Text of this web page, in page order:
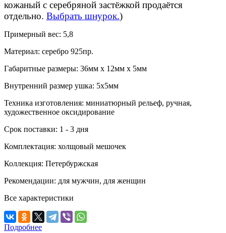
кожаный с серебряной застёжкой продаётся
отдельно. Выбрать шнурок.)
Примерный вес: 5,8
Материал: серебро 925пр.
Габаритные размеры: 36мм х 12мм х 5мм
Внутренний размер ушка: 5х5мм
Техника изготовления: миниатюрный рельеф, ручная,
художественное оксидирование
Срок поставки: 1 - 3 дня
Комплектация: холщовый мешочек
Коллекция: Петербуржская
Рекомендации: для мужчин, для женщин
Все характеристики
Подробнее